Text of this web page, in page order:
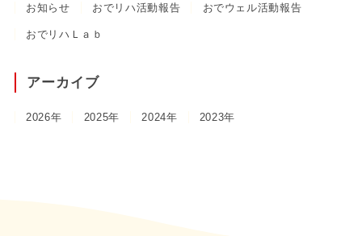
お知らせ おでリハ活動報告 おでウェル活動報告
おでリハＬａｂ
アーカイブ
2026年 2025年 2024年 2023年